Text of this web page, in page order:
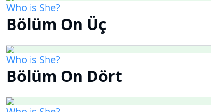
Who is She?
Bölüm On Üç
Who is She?
Bölüm On Dört